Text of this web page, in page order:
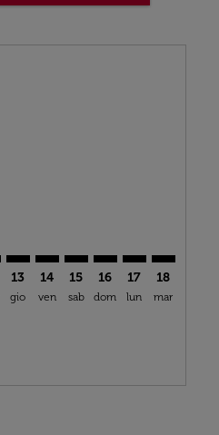
13
gio
14
ven
15
sab
16
dom
17
lun
18
mar